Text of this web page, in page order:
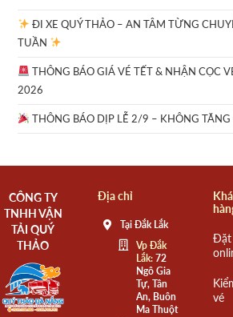
ĐI XE QUÝ THẢO – AN TÂM TỪNG
TUẦN
THÔNG BÁO GIÁ VÉ TẾT & NHẬN CỌC
2026
THÔNG BÁO DỊP LỄ 2/9 – KHÔNG TĂNG
CÔNG TY
TNHH VẬN
TẢI QUÝ
THẢO
Địa chỉ
Tại Đắk Lắk
Vp Đắk
Lắk:72
Ngô Gia
Tự, Tân
An, Buôn
Ma Thuột
Đặt
vé